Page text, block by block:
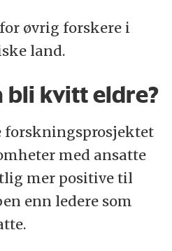
øvrig forskere i
land.
bli kvitt eldre?
forskningsprosjektet
med ansatte
mer positive til
enn ledere som